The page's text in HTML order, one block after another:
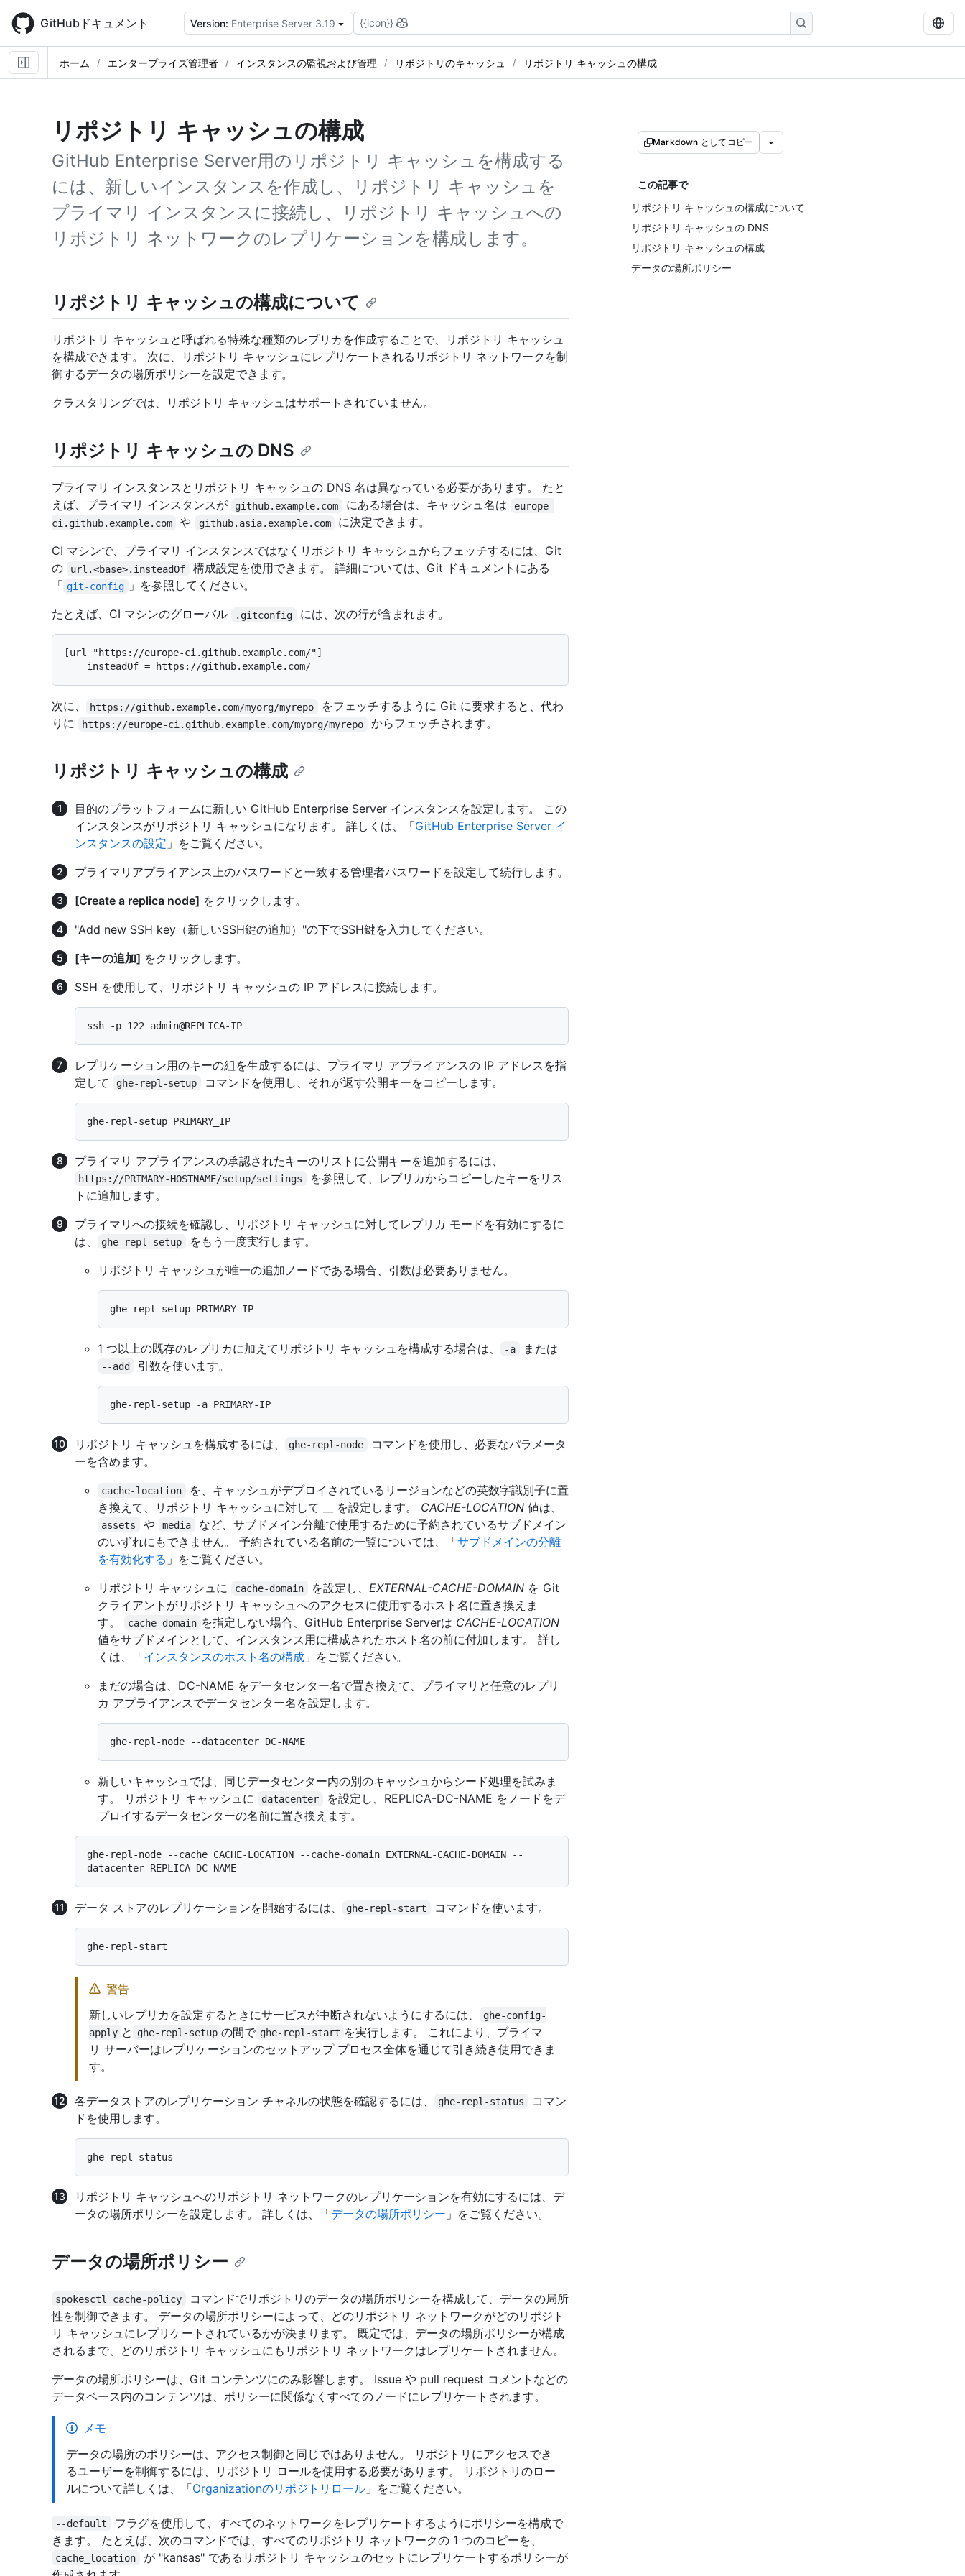
main
content
GitHubドキュメント Version: Enterprise Server 3.19 {{icon}}
ホーム エンタープライズ管理者 インスタンスの監視および管理 リポジトリのキャッシュ リポジトリ キャッシュの構成
リポジトリ キャッシュの構成
GitHub Enterprise Server用のリポジトリ キャッシュを構成する
には、新しいインスタンスを作成し、リポジトリ キャッシュを
プライマリ インスタンスに接続し、リポジトリ キャッシュへの
リポジトリ ネットワークのレプリケーションを構成します。
Markdown としてコピー
この記事で
リポジトリ キャッシュの構成について
リポジトリ キャッシュの DNS
リポジトリ キャッシュの構成
データの場所ポリシー
リポジトリ キャッシュの構成について
リポジトリ キャッシュと呼ばれる特殊な種類のレプリカを作成することで、リポジトリ キャッシュ
を構成できます。 次に、リポジトリ キャッシュにレプリケートされるリポジトリ ネットワークを制
御するデータの場所ポリシーを設定できます。
クラスタリングでは、リポジトリ キャッシュはサポートされていません。
リポジトリ キャッシュの DNS
プライマリ インスタンスとリポジトリ キャッシュの DNS 名は異なっている必要があります。 たと
えば、プライマリ インスタンスが
github.example.com にある場合は、キャッシュ名は
europe-
ci.github.example.com
や github.asia.example.com
に決定できます。
CI マシンで、プライマリ インスタンスではなくリポジトリ キャッシュからフェッチするには、Git
の
url.<base>.insteadOf
構成設定を使用できます。 詳細については、Git ドキュメントにある
「 git-config
」を参照してください。
たとえば、CI マシンのグローバル
.gitconfig には、次の行が含まれます。
[url "https://europe-ci.github.example.com/"]
次に、 https://github.example.com/myorg/myrepo
をフェッチするように Git に要求すると、代わ
りに
https://europe-ci.github.example.com/myorg/myrepo からフェッチされます。
リポジトリ キャッシュの構成
目的のプラットフォームに新しい GitHub Enterprise Server インスタンスを設定します。 この
インスタンスがリポジトリ キャッシュになります。 詳しくは、「GitHub Enterprise Server イ
ンスタンスの設定 」をご覧ください。
プライマリアプライアンス上のパスワードと一致する管理者パスワードを設定して続行します。
[Create a replica node] をクリックします。
"Add new SSH key（新しいSSH鍵の追加）"の下でSSH鍵を入力してください。
[キーの追加] をクリックします。
SSH を使用して、リポジトリ キャッシュの IP アドレスに接続します。
レプリケーション用のキーの組を生成するには、プライマリ アプライアンスの IP アドレスを指
定して
ghe-repl-setup コマンドを使用し、それが返す公開キーをコピーします。
プライマリ アプライアンスの承認されたキーのリストに公開キーを追加するには、
https://PRIMARY-HOSTNAME/setup/settings
を参照して、レプリカからコピーしたキーをリス
トに追加します。
プライマリへの接続を確認し、リポジトリ キャッシュに対してレプリカ モードを有効にするに
は、
ghe-repl-setup
をもう一度実行します。
リポジトリ キャッシュが唯一の追加ノードである場合、引数は必要ありません。
1 つ以上の既存のレプリカに加えてリポジトリ キャッシュを構成する場合は、 -a または
--add 引数を使います。
リポジトリ キャッシュを構成するには、 ghe-repl-node
コマンドを使用し、必要なパラメータ
ーを含めます。
cache-location
を、キャッシュがデプロイされているリージョンなどの英数字識別子に置
き換えて、リポジトリ キャッシュに対して __ を設定します。 CACHE-LOCATION 値は、
assets や media
など、サブドメイン分離で使用するために予約されているサブドメイン
のいずれにもできません。 予約されている名前の一覧については、「サブドメインの分離
を有効化する 」をご覧ください。
リポジトリ キャッシュに
cache-domain を設定し、 EXTERNAL-CACHE-DOMAINを Git
クライアントがリポジトリ キャッシュへのアクセスに使用するホスト名に置き換えま
す。
cache-domain を指定しない場合、GitHub Enterprise Serverは CACHE-LOCATION
値をサブドメインとして、インスタンス用に構成されたホスト名の前に付加します。 詳し
くは、「インスタンスのホスト名の構成 」をご覧ください。
まだの場合は、DC-NAME をデータセンター名で置き換えて、プライマリと任意のレプリ
カ アプライアンスでデータセンター名を設定します。
新しいキャッシュでは、同じデータセンター内の別のキャッシュからシード処理を試みま
す。 リポジトリ キャッシュに
datacenter
を設定し、REPLICA-DC-NAME をノードをデ
プロイするデータセンターの名前に置き換えます。
ghe-repl-node --cache CACHE-LOCATION --cache-domain EXTERNAL-CACHE-DOMAIN --
データ ストアのレプリケーションを開始するには、 ghe-repl-start コマンドを使います。
警告
新しいレプリカを設定するときにサービスが中断されないようにするには、
ghe-config-
apply と ghe-repl-setup の間で ghe-repl-start を実行します。 これにより、プライマ
リ サーバーはレプリケーションのセットアップ プロセス全体を通じて引き続き使用できま
す。
各データストアのレプリケーション チャネルの状態を確認するには、 ghe-repl-status
コマン
ドを使用します。
リポジトリ キャッシュへのリポジトリ ネットワークのレプリケーションを有効にするには、デ
ータの場所ポリシーを設定します。 詳しくは、「データの場所ポリシー 」をご覧ください。
データの場所ポリシー
spokesctl cache-policy
コマンドでリポジトリのデータの場所ポリシーを構成して、データの局所
性を制御できます。 データの場所ポリシーによって、どのリポジトリ ネットワークがどのリポジト
リ キャッシュにレプリケートされているかが決まります。 既定では、データの場所ポリシーが構成
されるまで、どのリポジトリ キャッシュにもリポジトリ ネットワークはレプリケートされません。
データの場所ポリシーは、Git コンテンツにのみ影響します。 Issue や pull request コメントなどの
データベース内のコンテンツは、ポリシーに関係なくすべてのノードにレプリケートされます。
メモ
データの場所のポリシーは、アクセス制御と同じではありません。 リポジトリにアクセスでき
るユーザーを制御するには、リポジトリ ロールを使用する必要があります。 リポジトリのロー
ルについて詳しくは、「Organizationのリポジトリロール 」をご覧ください。
--default
フラグを使用して、すべてのネットワークをレプリケートするようにポリシーを構成で
きます。 たとえば、次のコマンドでは、すべてのリポジトリ ネットワークの 1 つのコピーを、
cache_location
が "kansas" であるリポジトリ キャッシュのセットにレプリケートするポリシーが